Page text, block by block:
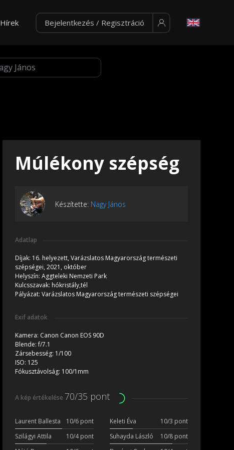
Hírek Bejelentkezés / Regisztráció
Múlékony szépség
Készítette: Nagy János
Adatlap
Díjak: 16. helyezett, Varázslatos Magyarország természeti
szépségei, 2021, október
Helyszín: Aggteleki Nemzeti Park
Kulcsszavak: hókristály,tél
Pályázat: Varázslatos Magyarország természeti szépségei
Exif adatok
Kamera: Canon Canon EOS 90D
Blende:f/7.1
Zársebesség: 1/100
ISO: 125
Fókusztávolság: 100/1mm
A kép értékelése 70/35 pont
Laurent Ballesta 10/6 pont Keleti Éva
10/3 pont
Szilágyi Attila
10/4 pont Suhayda László
10/8 pont